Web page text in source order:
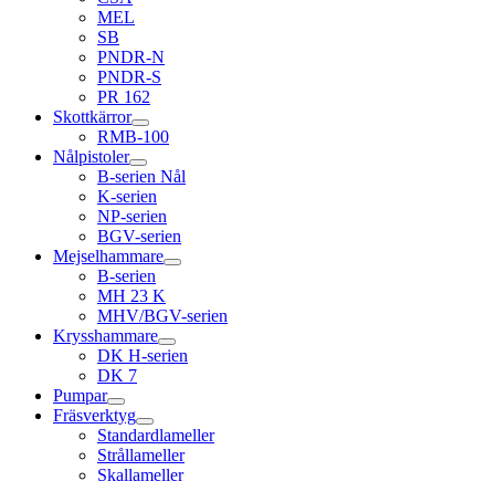
MEL
SB
PNDR-N
PNDR-S
PR 162
Skottkärror
RMB-100
Nålpistoler
B-serien Nål
K-serien
NP-serien
BGV-serien
Mejselhammare
B-serien
MH 23 K
MHV/BGV-serien
Krysshammare
DK H-serien
DK 7
Pumpar
Fräsverktyg
Standardlameller
Strållameller
Skallameller